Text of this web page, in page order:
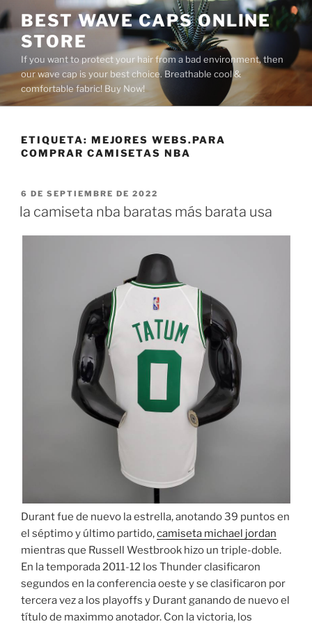
Saltar
al
contenido
BEST WAVE CAPS ONLINE
STORE
If you want to protect your hair from a bad environment, then
our wave cap is your best choice. Breathable cool &
comfortable fabric! Buy Now!
ETIQUETA: MEJORES WEBS.PARA
COMPRAR CAMISETAS NBA
PUBLICADO
EL
6 DE SEPTIEMBRE DE 2022
la camiseta nba baratas más barata usa
Durant fue de nuevo la estrella, anotando 39 puntos en
el séptimo y último partido,camiseta michael jordan
mientras que Russell Westbrook hizo un triple-doble.
En la temporada 2011-12 los Thunder clasificaron
segundos en la conferencia oeste y se clasificaron por
tercera vez a los playoffs y Durant ganando de nuevo el
título de maximmo anotador. Con la victoria, los